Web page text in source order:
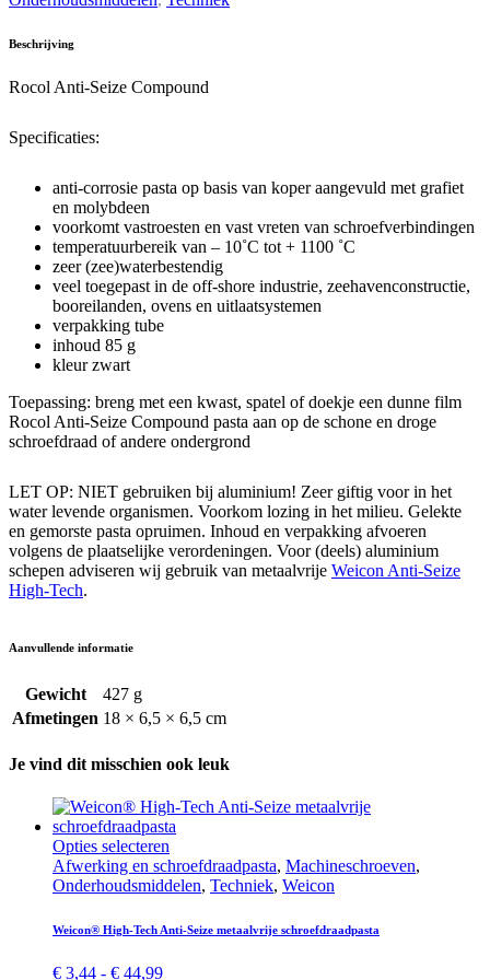
quantity
Beschrijving
Rocol Anti-Seize Compound
Specificaties:
anti-corrosie pasta op basis van koper aangevuld met grafiet
en molybdeen
voorkomt vastroesten en vast vreten van schroefverbindingen
temperatuurbereik van – 10˚C tot + 1100 ˚C
zeer (zee)waterbestendig
veel toegepast in de off-shore industrie, zeehavenconstructie,
booreilanden, ovens en uitlaatsystemen
verpakking tube
inhoud 85 g
kleur zwart
Toepassing: breng met een kwast, spatel of doekje een dunne film
Rocol Anti-Seize Compound pasta aan op de schone en droge
schroefdraad of andere ondergrond
LET OP: NIET gebruiken bij aluminium! Zeer giftig voor in het
water levende organismen. Voorkom lozing in het milieu. Gelekte
en gemorste pasta opruimen. Inhoud en verpakking afvoeren
volgens de plaatselijke verordeningen. Voor (deels) aluminium
schepen adviseren wij gebruik van metaalvrije Weicon Anti-Seize
High-Tech.
Aanvullende informatie
Gewicht
427 g
Afmetingen 18 × 6,5 × 6,5 cm
Je vind dit misschien ook leuk
Opties selecteren
product
heeft
variaties.
Afwerking en schroef­draad­pasta, Machine­schroeven,
Onderhouds­middelen, Techniek, Weicon
Weicon® High-Tech Anti-Seize metaalvrije schroef­draad­pasta
€ 3,44 - € 44,99Prijsklasse: